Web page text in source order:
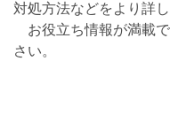
対処方法などをより詳
お役立ち情報が満載
さい。